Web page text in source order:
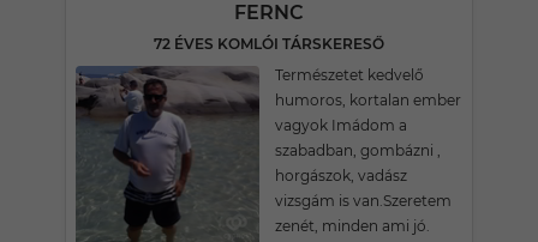
FERNC
72 ÉVES KOMLÓI TÁRSKERESŐ
Természetet kedvelő
humoros, kortalan ember
vagyok Imádom a
szabadban, gombázni ,
horgászok, vadász
vizsgám is van.Szeretem
zenét, minden ami jó.